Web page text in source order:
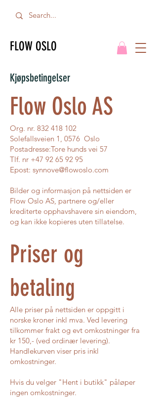
FLOW OSLO
Kjøpsbetingelser
Flow Oslo AS
Org. nr. 832 418 102
Solefallsveien 1, 0576 Oslo
Postadresse:Tore hunds vei 57
Tlf. nr +47 92 65 92 95
Epost: synnove@flowoslo.com
Bilder og informasjon på nettsiden er
Flow Oslo AS, partnere og/eller
krediterte opphavshavere sin eiendom,
og kan ikke kopieres uten tillatelse.
Priser og
betaling
Alle priser på nettsiden er oppgitt i
norske kroner inkl mva. Ved levering
tilkommer frakt og evt omkostninger fra
kr 150,- (ved ordinær levering).
Handlekurven viser pris inkl
omkostninger.
Hvis du velger "Hent i butikk" påløper
ingen omkostninger.